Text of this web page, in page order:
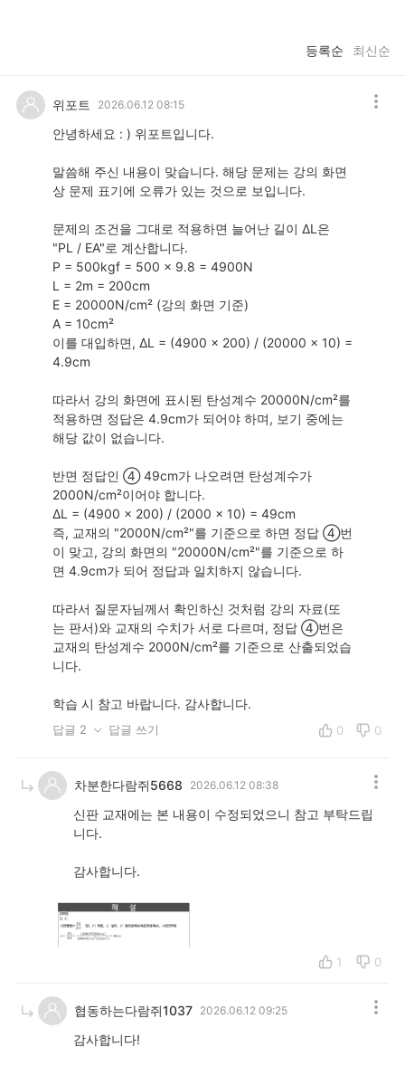
등록순 최신순
위포트 2026.06.12 08:15
안녕하세요 : ) 위포트입니다.
말씀해 주신 내용이 맞습니다. 해당 문제는 강의 화면
상 문제 표기에 오류가 있는 것으로 보입니다.
문제의 조건을 그대로 적용하면 늘어난 길이 ΔL은
"PL / EA"로 계산합니다.
P = 500kgf = 500 × 9.8 = 4900N
L = 2m = 200cm
E = 20000N/cm² (강의 화면 기준)
A = 10cm²
이를 대입하면, ΔL = (4900 × 200) / (20000 × 10) =
4.9cm
따라서 강의 화면에 표시된 탄성계수 20000N/cm²를
적용하면 정답은 4.9cm가 되어야 하며, 보기 중에는
해당 값이 없습니다.
반면 정답인 ④ 49cm가 나오려면 탄성계수가
2000N/cm²이어야 합니다.
ΔL = (4900 × 200) / (2000 × 10) = 49cm
즉, 교재의 "2000N/cm²"를 기준으로 하면 정답 ④번
이 맞고, 강의 화면의 "20000N/cm²"를 기준으로 하
면 4.9cm가 되어 정답과 일치하지 않습니다.
따라서 질문자님께서 확인하신 것처럼 강의 자료(또
는 판서)와 교재의 수치가 서로 다르며, 정답 ④번은
교재의 탄성계수 2000N/cm²를 기준으로 산출되었습
니다.
학습 시 참고 바랍니다. 감사합니다.
답글 2 답글 쓰기 0 0
차분한다람쥐5668 2026.06.12 08:38
신판 교재에는 본 내용이 수정되었으니 참고 부탁드립
니다.
감사합니다.
1 0
협동하는다람쥐1037 2026.06.12 09:25
감사합니다!